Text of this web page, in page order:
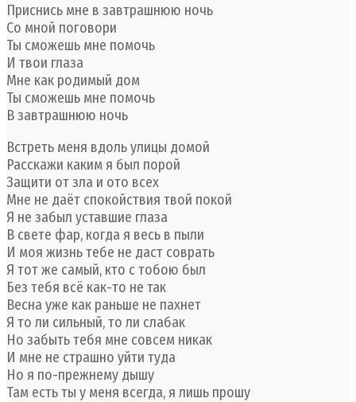
Приснись мне в завтрашнюю ночь
Со мной поговори
Ты сможешь мне помочь
И твои глаза
Мне как родимый дом
Ты сможешь мне помочь
В завтрашнюю ночь
Встреть меня вдоль улицы домой
Расскажи каким я был порой
Защити от зла и ото всех
Мне не даёт спокойствия твой покой
Я не забыл уставшие глаза
В свете фар, когда я весь в пыли
И моя жизнь тебе не даст соврать
Я тот же самый, кто с тобою был
Без тебя всё как-то не так
Весна уже как раньше не пахнет
Я то ли сильный, то ли слабак
Но забыть тебя мне совсем никак
И мне не страшно уйти туда
Но я по-прежнему дышу
Там есть ты у меня всегда, я лишь прошу